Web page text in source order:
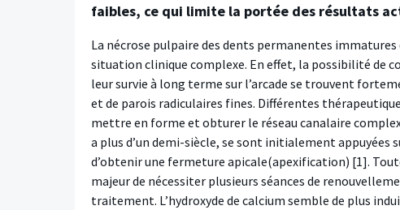
faibles, ce qui limite la portée des résultats
La nécrose pulpaire des dents permanentes
situation clinique complexe. En effet, la possibilité de
leur survie à long terme sur l’arcade se trouvent
et de parois radiculaires fines. Différentes
mettre en forme et obturer le réseau canalaire
a plus d’un demi-siècle, se sont initialement appuyées
d’obtenir une fermeture apicale(apexification) [1].
majeur de nécessiter plusieurs séances de
traitement. L’hydroxyde de calcium semble de plus